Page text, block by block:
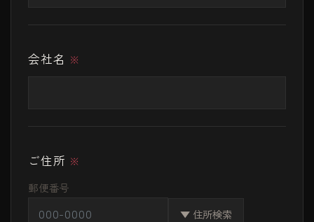
会社名 ※
ご住所 ※
郵便番号
▼ 住所検索